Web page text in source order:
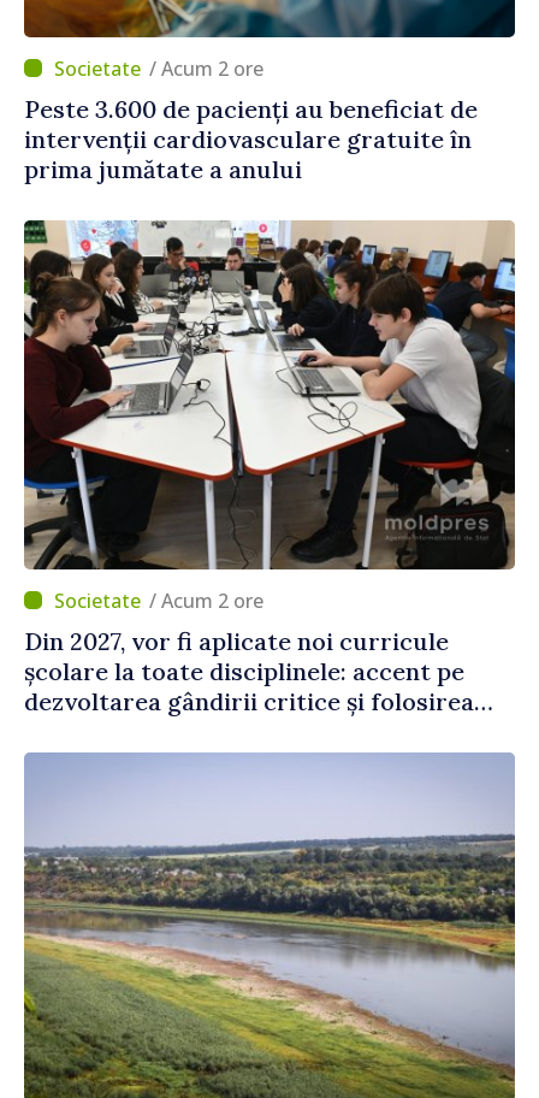
/ Acum 2 ore
Peste 3.600 de pacienți au beneficiat de
intervenții cardiovasculare gratuite în
prima jumătate a anului
/ Acum 2 ore
Din 2027, vor fi aplicate noi curricule
școlare la toate disciplinele: accent pe
dezvoltarea gândirii critice și folosirea